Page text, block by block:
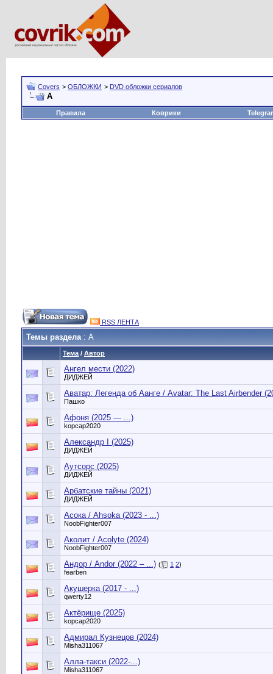
Covers > ОБЛОЖКИ > DVD обложки сериалов
А
Правила Коврики
RSS ЛЕНТА
Темы раздела: А
Тема / Автор
Ангел мести (2022)
ДИДЖЕЙ
Аватар: Легенда об Аанге / Avatar: The Last Airbender
Пашко
Афоня (2025 — ...)
kopcap2020
Александр I (2025)
ДИДЖЕЙ
Аутсорс (2025)
ДИДЖЕЙ
Арбатские тайны (2021)
ДИДЖЕЙ
Асока / Ahsoka (2023 - ...)
NoobFighter007
Аколит / Acolyte (2024)
NoobFighter007
Андор / Andor (2022 – ...) ( 1 2)
fearben
Акушерка (2017 - ...)
qwerty12
Актёрище (2025)
kopcap2020
Адмирал Кузнецов (2024)
Misha311067
Алла-такси (2022-...)
Misha311067